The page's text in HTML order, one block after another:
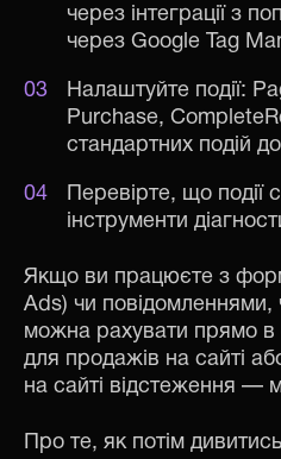
через інтеграції з
через Google Tag
Налаштуйте події:
Purchase,
стандартних подій
Перевірте, що
інструменти
Якщо ви працюєте з
Ads) чи повідомленнями,
можна рахувати прямо в
для продажів на сайті
на сайті відстеження —
Про те, як потім